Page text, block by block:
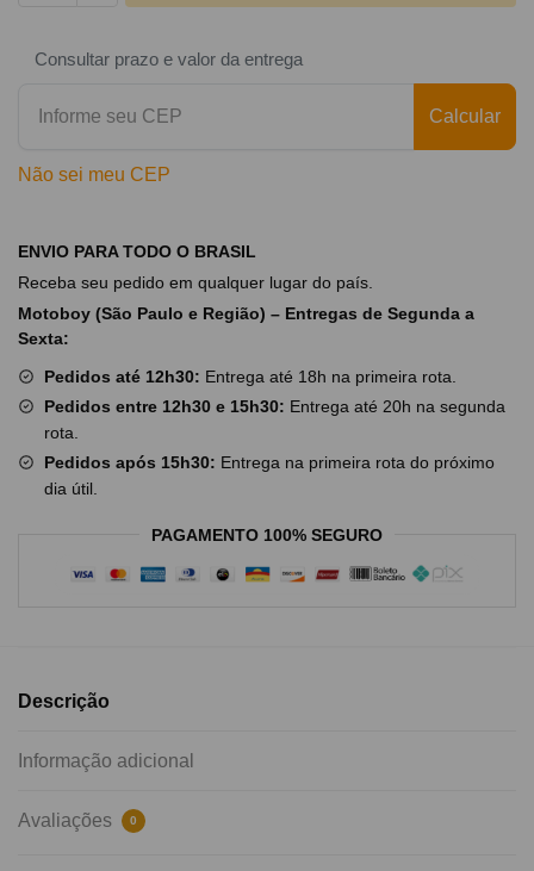
Consultar prazo e valor da entrega
Calcular
Não sei meu CEP
ENVIO PARA TODO O BRASIL
Receba seu pedido em qualquer lugar do país.
Motoboy (São Paulo e Região) – Entregas de Segunda a
Sexta:
Pedidos até 12h30: Entrega até 18h na primeira rota.
Pedidos entre 12h30 e 15h30: Entrega até 20h na segunda
rota.
Pedidos após 15h30: Entrega na primeira rota do próximo
dia útil.
PAGAMENTO 100% SEGURO
Descrição
Informação adicional
Avaliações 0